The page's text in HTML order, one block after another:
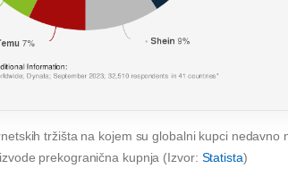
tržišta na kojem su globalni kupci nedavno
prekogranična kupnja (Izvor: Statista)